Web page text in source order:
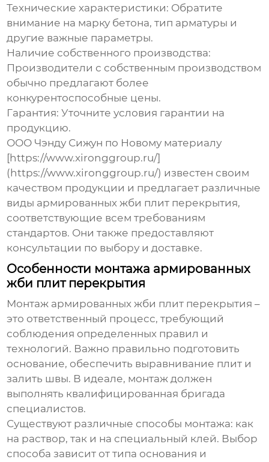
Технические характеристики: Обратите
внимание на марку бетона, тип арматуры и
другие важные параметры.
Наличие собственного производства:
Производители с собственным производством
обычно предлагают более
конкурентоспособные цены.
Гарантия: Уточните условия гарантии на
продукцию.
ООО Чэнду Сижун по Новому материалу
[https://www.xironggroup.ru/]
(https://www.xironggroup.ru/) известен своим
качеством продукции и предлагает различные
виды армированных жби плит перекрытия,
соответствующие всем требованиям
стандартов. Они также предоставляют
консультации по выбору и доставке.
Особенности монтажа армированных
жби плит перекрытия
Монтаж армированных жби плит перекрытия –
это ответственный процесс, требующий
соблюдения определенных правил и
технологий. Важно правильно подготовить
основание, обеспечить выравнивание плит и
залить швы. В идеале, монтаж должен
выполнять квалифицированная бригада
специалистов.
Существуют различные способы монтажа: как
на раствор, так и на специальный клей. Выбор
способа зависит от типа основания и